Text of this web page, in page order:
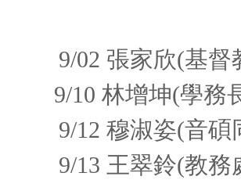
9/02 張家欣(基督
10 林增坤(學務
) 9/12 穆淑姿(音碩
) 9/13 王翠鈴(教務